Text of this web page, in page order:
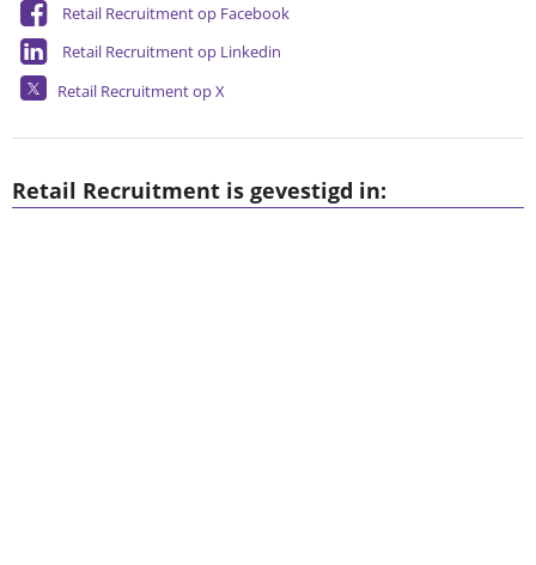
Retail Recruitment op Facebook
Retail Recruitment op Linkedin
Retail Recruitment op X
Retail Recruitment is gevestigd in: